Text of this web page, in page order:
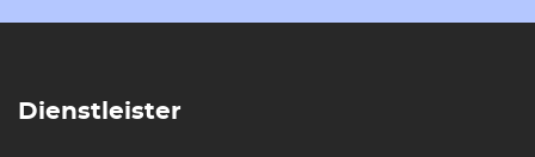
Dienstleister